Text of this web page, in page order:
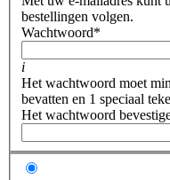
bestellingen volgen.
Wachtwoord*
i
Het wachtwoord moet
bevatten en 1 speciaal
Het wachtwoord